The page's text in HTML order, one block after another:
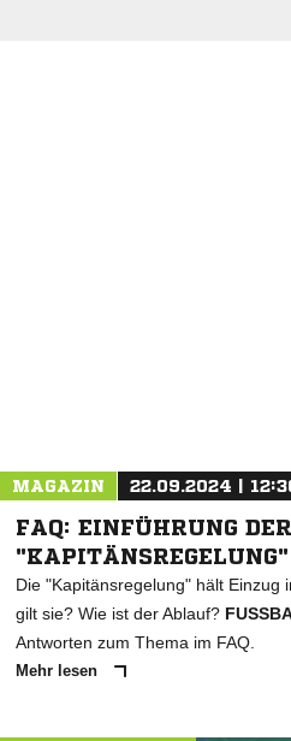
MAGAZIN 22.09.2024 |
FAQ: EINFÜHRUNG DER
"KAPITÄNSREGELUNG"
Die "Kapitänsregelung" hält Einzug
gilt sie? Wie ist der Ablauf?
Antworten zum Thema im FAQ.
Mehr lesen